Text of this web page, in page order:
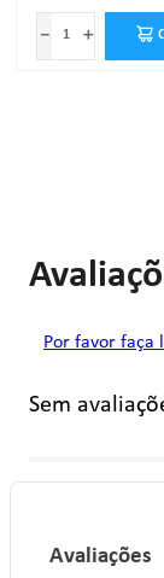
＋
－
Por favor faça
Sem
Avaliações